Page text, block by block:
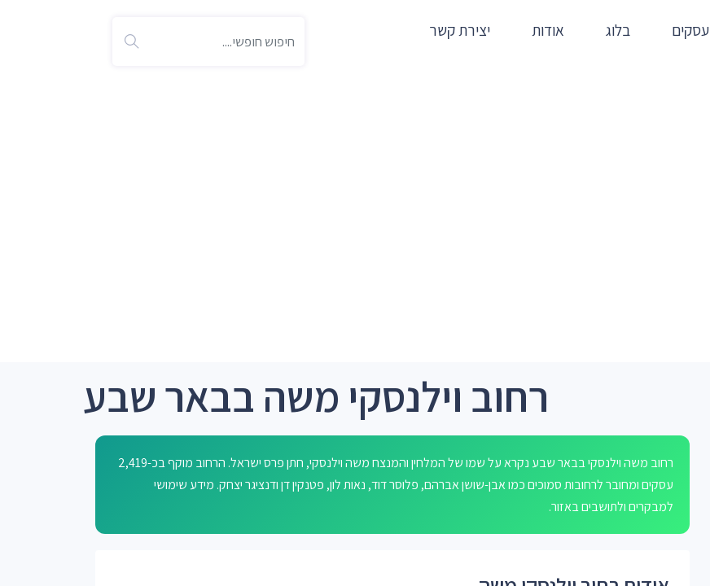
עסקים בלוג אודות יצירת קשר
רחוב וילנסקי משה בבאר שבע
רחוב משה וילנסקי בבאר שבע נקרא על שמו של המלחין והמנצח משה וילנסקי, חתן פרס ישראל. הרחוב מוקף בכ-2,419
עסקים ומחובר לרחובות סמוכים כמו אבן-שושן אברהם, פלוסר דוד, נאות לון, פטנקין דן ודנציגר יצחק. מידע שימושי
למבקרים ולתושבים באזור.